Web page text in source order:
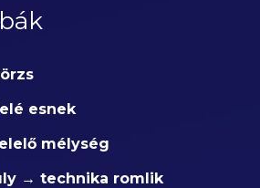
esnek
mélység
→ technika romlik